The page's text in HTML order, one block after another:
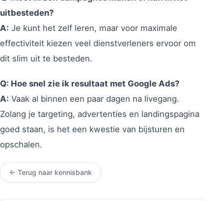
uitbesteden?
A: Je kunt het zelf leren, maar voor maximale
effectiviteit kiezen veel dienstverleners ervoor om
dit slim uit te besteden.
Q: Hoe snel zie ik resultaat met Google Ads?
A: Vaak al binnen een paar dagen na livegang.
Zolang je targeting, advertenties en landingspagina
goed staan, is het een kwestie van bijsturen en
opschalen.
← Terug naar kennisbank